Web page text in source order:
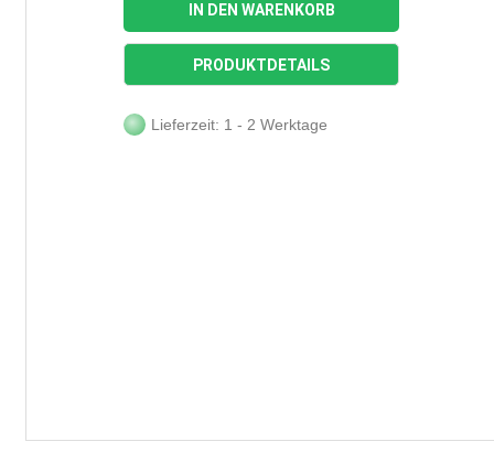
IN DEN WARENKORB
PRODUKTDETAILS
Lieferzeit: 1 - 2 Werktage